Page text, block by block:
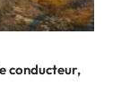
conducteur,